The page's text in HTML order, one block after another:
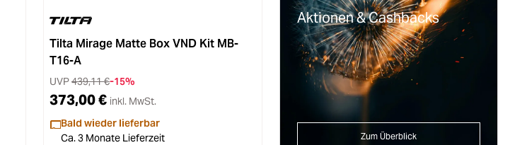
Tilta Mirage Matte Box VND Kit MB-
T16-A
UVP439,11 €-15%
373,00 € inkl. MwSt.
Bald wieder lieferbar
Ca. 3 Monate Lieferzeit
Aktionen & Cashbacks
Zum Überblick